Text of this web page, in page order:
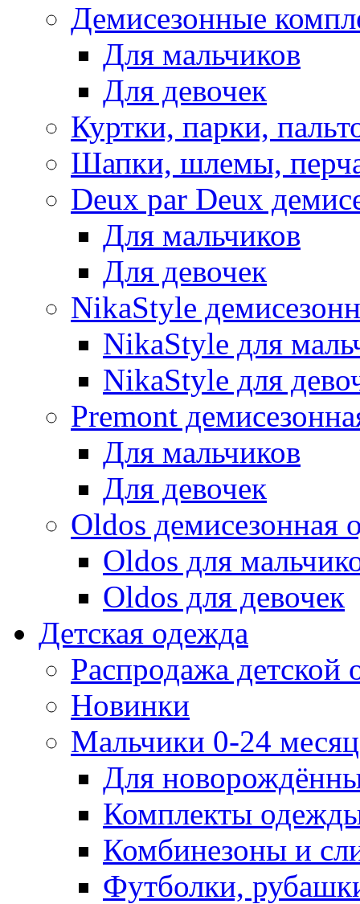
Демисезонные
Для мальчиков
Для девочек
Куртки, парки,
Шапки, шлемы,
Deux par Deux
Для мальчиков
Для девочек
NikaStyle
NikaStyle для
NikaStyle для
Premont
Для мальчиков
Для девочек
Oldos демисезонная
Oldos для
Oldos для девочек
Детская одежда
Распродажа детской
Новинки
Мальчики 0-24
Для
Комплекты
Комбинезоны и
Футболки,